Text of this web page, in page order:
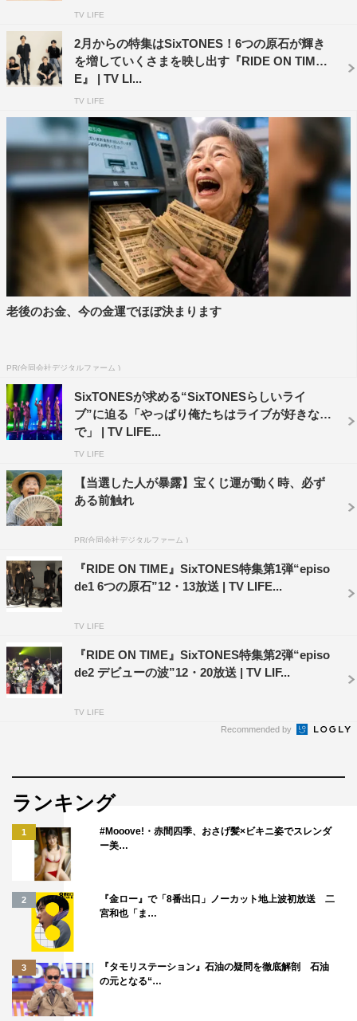
Episode 1 TONE
出演者：SixTONES（ジェシー、京本大我、松村北斗、髙
公式HP：https://www.fujitv.co.jp/RIDEONTIME/
©フジテレビ
SixTONES ジェシー
風間俊介 髙地優吾
TV LIFE
2月からの特集はSixTONES！6つの原石が輝き
を増していくさまを映し出す『RIDE ON TIM
E』 | TV LI...
TV LIFE
老後のお金、今の金運でほぼ決まります
PR(合同会社デジタルファーム )
SixTONESが求める“SixTONESらしいライ
ブ”に迫る「やっぱり俺たちはライブが好きなん
で」 | TV LIFE...
TV LIFE
【当選した人が暴露】宝くじ運が動く時、必ず
ある前触れ
PR(合同会社デジタルファーム )
『RIDE ON TIME』SixTONES特集第1弾“episo
de1 6つの原石”12・13放送 | TV LIFE...
TV LIFE
『RIDE ON TIME』SixTONES特集第2弾“episo
de2 デビューの波”12・20放送 | TV LIF...
TV LIFE
Recommended by
ランキング
1
#Mooove!・赤間四季、おさげ髪×ビキニ姿でスレンダ
ー美…
2
『金ロー』で「8番出口」ノーカット地上波初放送 二
宮和也「ま…
3
『タモリステーション』石油の疑問を徹底解剖 石油
の元となる“…